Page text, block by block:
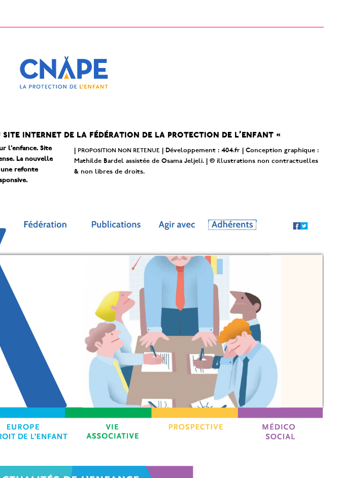
site internet de la fédération de la protection de l’enfant «
l’enfance. Site
La nouvelle
une refonte
proposition non retenue
| Développement : 404.fr | Conception graphique :
Mathilde Bardel assistée de Osama Jeljeli. | © illustrations non contractuelles
& non libres de droits.